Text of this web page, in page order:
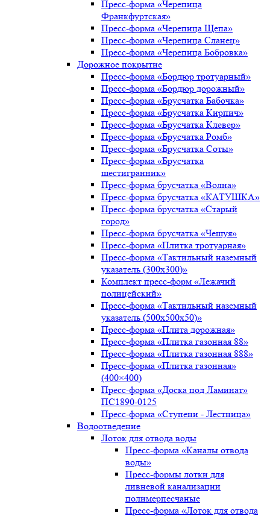
Пресс-форма «Черепица
Франкфуртская»
Пресс-форма «Черепица Щепа»
Пресс-форма «Черепица Сланец»
Пресс-форма «Черепица Бобровка»
Дорожное покрытие
Пресс-форма «Бордюр тротуарный»
Пресс-форма «Бордюр дорожный»
Пресс-форма «Брусчатка Бабочка»
Пресс-форма «Брусчатка Кирпич»
Пресс-форма «Брусчатка Клевер»
Пресс-форма «Брусчатка Ромб»
Пресс-форма «Брусчатка Соты»
Пресс-форма «Брусчатка
шестигранник»
Пресс-форма брусчатка «Волна»
Пресс-форма брусчатка «КАТУШКА»
Пресс-форма брусчатка «Старый
город»
Пресс-форма брусчатка «Чешуя»
Пресс-форма «Плитка тротуарная»
Пресс-форма «Тактильный наземный
указатель (300х300)»
Комплект пресс-форм «Лежачий
полицейский»
Пресс-форма «Тактильный наземный
указатель (500х500х50)»
Пресс-форма «Плита дорожная»
Пресс-форма «Плитка газонная 88»
Пресс-форма «Плитка газонная 888»
Пресс-форма «Плитка газонная»
(400×400)
Пресс-форма «Доска под Ламинат»
ПС1890-0125
Пресс-форма «Ступени - Лестница»
Водоотведение
Лоток для отвода воды
Пресс-форма «Каналы отвода
воды»
Пресс-формы лотки для
ливневой канализации
полимерпесчаные
Пресс-форма «Лоток для отвода